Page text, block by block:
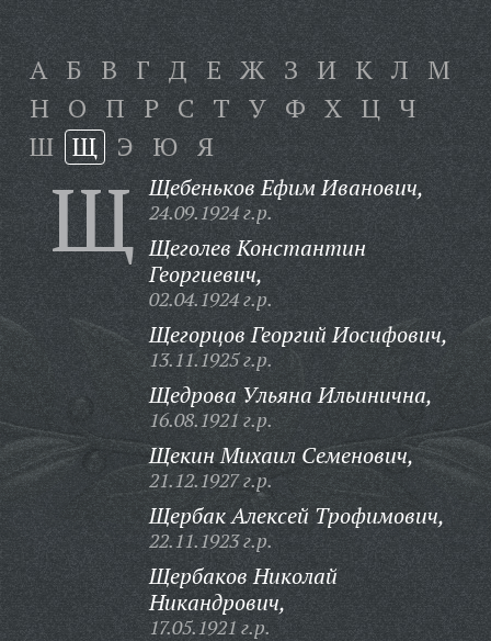
А Б В Г Д Е Ж З И К Л М
Н О П Р С Т У Ф Х Ц Ч
Ш Щ Э Ю Я
Щ Щебеньков Ефим Иванович,
24.09.1924 г.р.
Щеголев Константин
Георгиевич,
02.04.1924 г.р.
Щегорцов Георгий Иосифович,
13.11.1925 г.р.
Щедрова Ульяна Ильинична,
16.08.1921 г.р.
Щекин Михаил Семенович,
21.12.1927 г.р.
Щербак Алексей Трофимович,
22.11.1923 г.р.
Щербаков Николай
Никандрович,
17.05.1921 г.р.